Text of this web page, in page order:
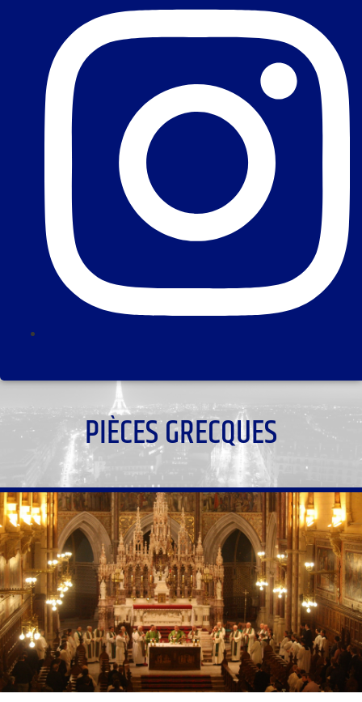
PIÈCES GRECQUES